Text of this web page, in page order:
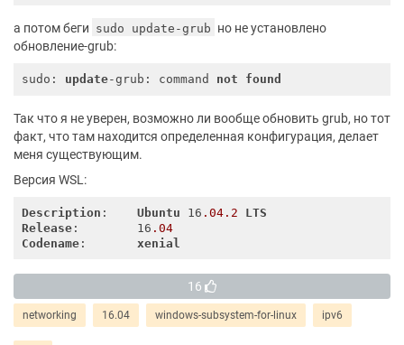
а потом беги sudo update-grub но не установлено
обновление-grub:
sudo: update-grub: command not found
Так что я не уверен, возможно ли вообще обновить grub, но тот
факт, что там находится определенная конфигурация, делает
меня существующим.
Версия WSL:
Description : Ubuntu 16 .04 .2
LTS
Release :        16 .04
Codename : xenial
16
networking 16.04 windows-subsystem-for-linux ipv6